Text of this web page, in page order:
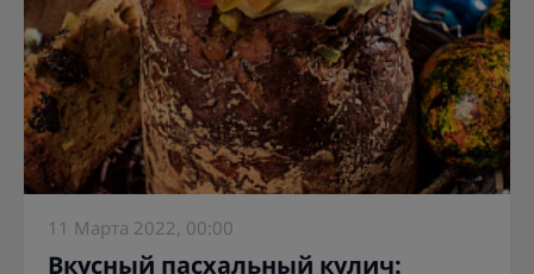
11 Марта 2022, 00:00
Вкусный пасхальный кулич: